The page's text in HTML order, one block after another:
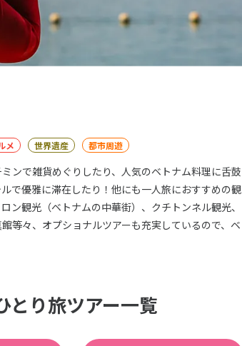
メ 世界遺産 都市周遊
ンで雑貨めぐりしたり、人気のベトナム料理に舌鼓
で優雅に滞在したり！他にも一人旅におすすめの観
ン観光（ベトナムの中華街）、クチトンネル観光、
等々、オプショナルツアーも充実しているので、ベ
り旅ツアー一覧